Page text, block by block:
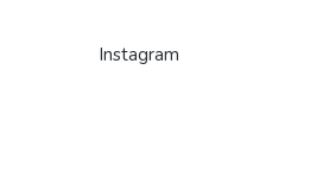
Instagram